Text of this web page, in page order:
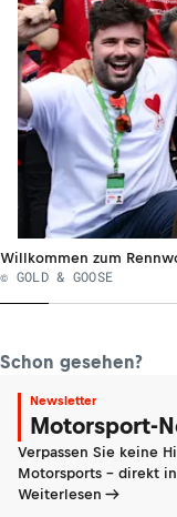
Willkommen zum
© GOLD & GOOSE
Schon gesehen?
Newsletter
Motorsport-
Verpassen Sie keine
Motorsports - direkt in
Weiterlesen